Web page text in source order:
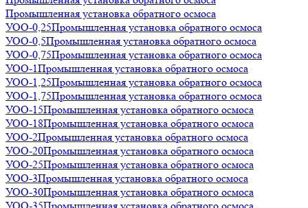
Промышленная установка обратного осмоса
УОО-0,25Промышленная установка обратного осмоса
УОО-0,5Промышленная установка обратного осмоса
УОО-0,75Промышленная установка обратного осмоса
УОО-1Промышленная установка обратного осмоса
УОО-1,25Промышленная установка обратного осмоса
УОО-1,75Промышленная установка обратного осмоса
УОО-15Промышленная установка обратного осмоса
УОО-18Промышленная установка обратного осмоса
УОО-2Промышленная установка обратного осмоса
УОО-20Промышленная установка обратного осмоса
УОО-25Промышленная установка обратного осмоса
УОО-3Промышленная установка обратного осмоса
УОО-30Промышленная установка обратного осмоса